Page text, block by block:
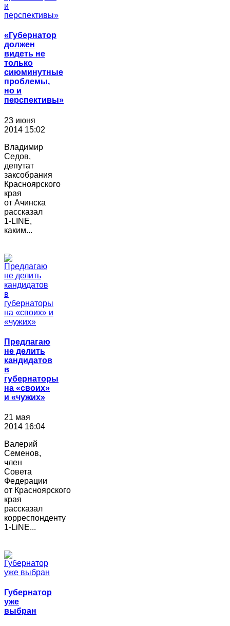
«Губернатор
должен
видеть не
только
сиюминутные
проблемы,
но и
перспективы»
23 июня
2014 15:02
Владимир
Седов,
депутат
заксобрания
Красноярского
края
от Ачинска
рассказал
1-LINE,
каким...
Предлагаю
не делить
кандидатов
в
губернаторы
на «своих»
и «чужих»
21 мая
2014 16:04
Валерий
Семенов,
член
Совета
Федерации
от Красноярского
края
рассказал
корреспонденту
1-LiNE...
Губернатор
уже
выбран